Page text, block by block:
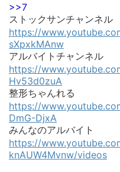
>>7
ストックサンチャンネル
https://
sXpxkMAnw
アルバイトチャンネル
https://
Hv53d0zuA
整形ちゃんれる
https://
DmG-DjxA
みんなのアルバイト
https://
knAUW4Mvnw/videos